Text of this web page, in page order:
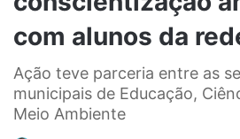
com alunos da
Ação teve parceria entre as
municipais de Educação,
Meio Ambiente